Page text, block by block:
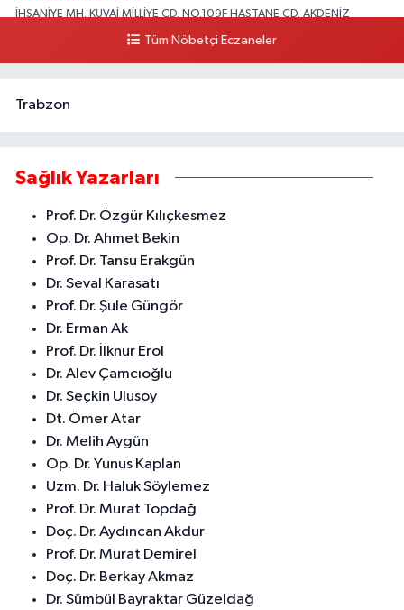
İHSANİYE MH. KUVAİ MİLLİYE CD. NO.109F HASTANE CD. AKDENİZ
Tüm Nöbetçi Eczaneler
Trabzon
Sağlık Yazarları
Prof. Dr. Özgür Kılıçkesmez
Op. Dr. Ahmet Bekin
Prof. Dr. Tansu Erakgün
Dr. Seval Karasatı
Prof. Dr. Şule Güngör
Dr. Erman Ak
Prof. Dr. İlknur Erol
Dr. Alev Çamcıoğlu
Dr. Seçkin Ulusoy
Dt. Ömer Atar
Dr. Melih Aygün
Op. Dr. Yunus Kaplan
Uzm. Dr. Haluk Söylemez
Prof. Dr. Murat Topdağ
Doç. Dr. Aydıncan Akdur
Prof. Dr. Murat Demirel
Doç. Dr. Berkay Akmaz
Dr. Sümbül Bayraktar Güzeldağ